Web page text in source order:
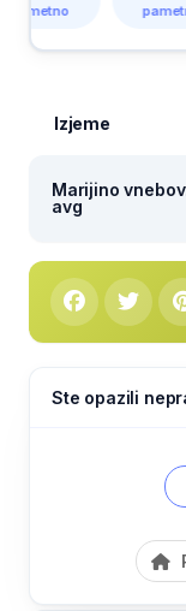
pametno
Izjeme
Marijino
avg
Ste opazili